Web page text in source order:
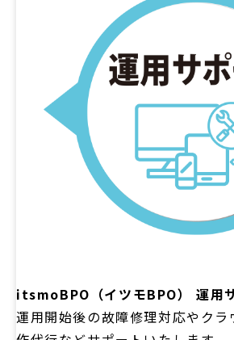
itsmoBPO（イツモBPO） 運用
運用開始後の故障修理対応やク